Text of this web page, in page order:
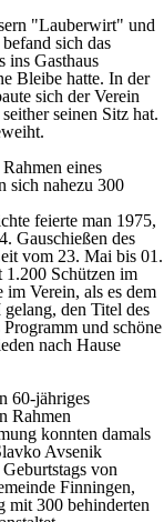
"Lauberwirt" und
sich das
ins Gasthaus
Bleibe hatte. In der
sich der Verein
seinen Sitz hat.
eines
sich nahezu 300
feierte man 1975,
Gauschießen des
vom 23. Mai bis 01.
1.200 Schützen im
im Verein, als es dem
den Titel des
und schöne
nach Hause
60-jähriges
Rahmen
konnten damals
Avsenik
von
Finningen,
mit 300 behinderten